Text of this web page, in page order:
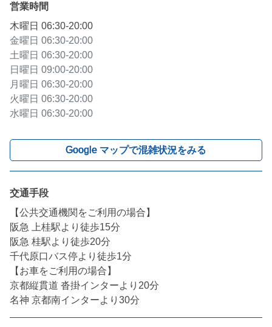
営業時間
木曜日 06:30-20:00
金曜日 06:30-20:00
土曜日 06:30-20:00
日曜日 09:00-20:00
月曜日 06:30-20:00
火曜日 06:30-20:00
水曜日 06:30-20:00
Google マップで混雑状況をみる
交通手段
【公共交通機関をご利用の場合】
阪急 上桂駅より徒歩15分
阪急 桂駅より徒歩20分
千代原口バス停より徒歩1分
【お車をご利用の場合】
京都縦貫道 沓掛インターより20分
名神 京都南インターより30分